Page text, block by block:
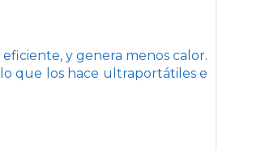
y genera menos calor.
lo que los hace ultraportátiles e